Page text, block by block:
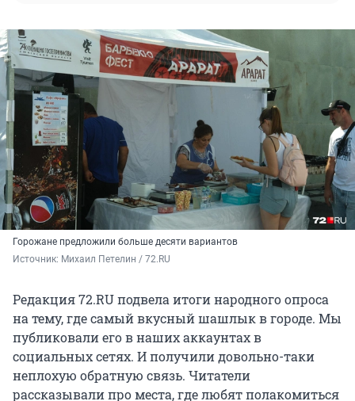
Горожане предложили больше десяти вариантов
Источник: Михаил Петелин / 72.RU
Редакция 72.RU подвела итоги народного опроса
на тему, где самый вкусный шашлык в городе. Мы
публиковали его в наших аккаунтах в
социальных сетях. И получили довольно-таки
неплохую обратную связь. Читатели
рассказывали про места, где любят полакомиться